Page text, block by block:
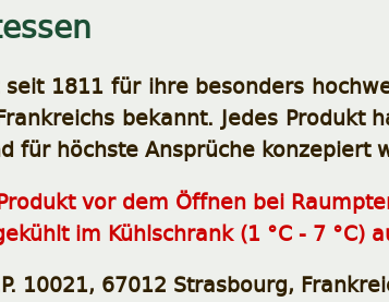
1811 für ihre besonders
bekannt. Jedes Produkt
für höchste Ansprüche konzepiert
vor dem Öffnen bei
im Kühlschrank (1 °C - 7 °C)
10021, 67012 Strasbourg,